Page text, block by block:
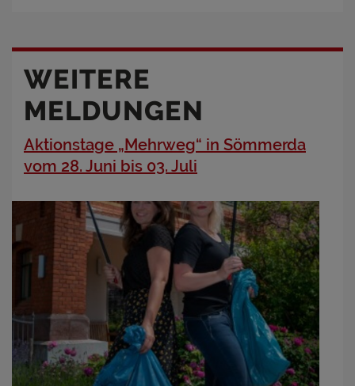
WEITERE
MELDUNGEN
Aktionstage „Mehrweg“ in Sömmerda
vom 28. Juni bis 03. Juli